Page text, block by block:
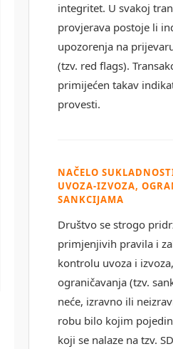
integritet. U svakoj
provjerava postoje li
upozorenja na
(tzv. red flags).
primijećen takav
provesti.
NAČELO
UVOZA-IZVOZA,
SANKCIJAMA
Društvo se strogo
primjenjivih pravila i
kontrolu uvoza i
ograničavanja (tzv.
neće, izravno ili
robu bilo kojim
koji se nalaze na tzv.